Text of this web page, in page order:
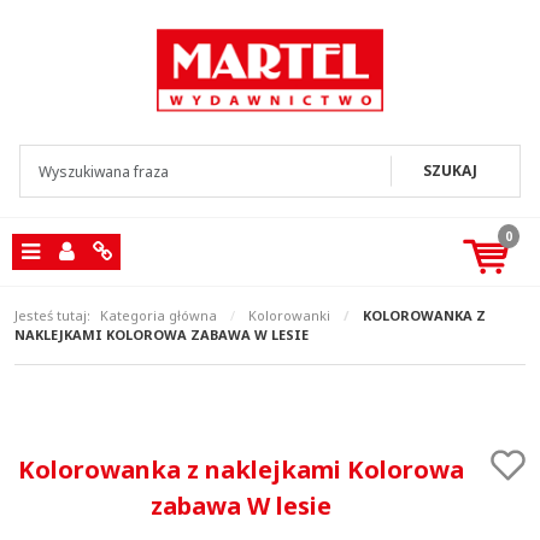
SZUKAJ
MenuPanel
Info
0
Jesteś tutaj: Kategoria główna / Kolorowanki /
KOLOROWANKA Z
NAKLEJKAMI KOLOROWA ZABAWA W LESIE
Kolorowanka z naklejkami Kolorowa
zabawa W lesie